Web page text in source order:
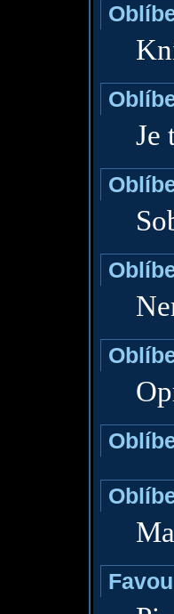
Je